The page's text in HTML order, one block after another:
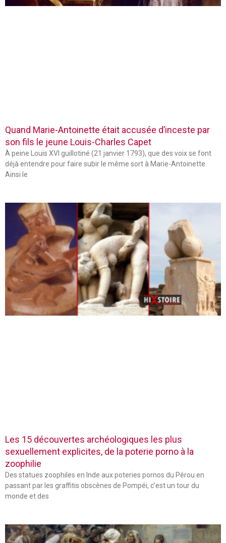
Quand Marie-Antoinette était accusée d’inceste par
son fils le jeune Louis-Charles Capet
À peine Louis XVI guillotiné (21 janvier 1793), que des voix se font
déjà entendre pour faire subir le même sort à Marie-Antoinette.
Ainsi le
Les 15 découvertes archéologiques les plus
sexuellement explicites, de la poterie porno à la
zoophilie
Des statues zoophiles en Inde aux poteries pornos du Pérou en
passant par les graffitis obscènes de Pompéi, c’est un tour du
monde et des